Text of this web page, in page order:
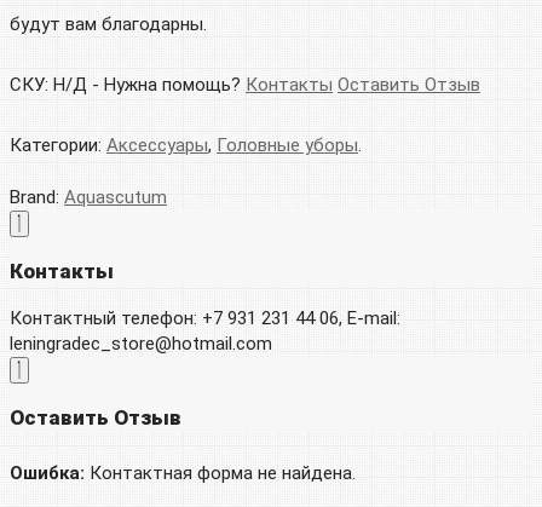
будут вам благодарны.
СКУ: Н/Д - Нужна помощь? Контакты Оставить Отзыв
Категории: Аксессуары, Головные уборы.
Brand: Aquascutum
Контакты
Контактный телефон: +7 931 231 44 06, E-mail:
leningradec_store@hotmail.com
Оставить Отзыв
Ошибка: Контактная форма не найдена.